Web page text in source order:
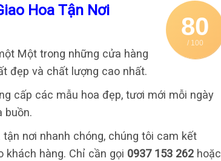
80
/ 100
Hoa Tận Nơi
Một trong những cửa hàng
đẹp và chất lượng cao nhất.
cấp các mẫu hoa đẹp, tươi mới mỗi ngày
buồn.
nơi nhanh chóng, chúng tôi cam kết
khách hàng. Chỉ cần gọi 0937 153 262 hoặc